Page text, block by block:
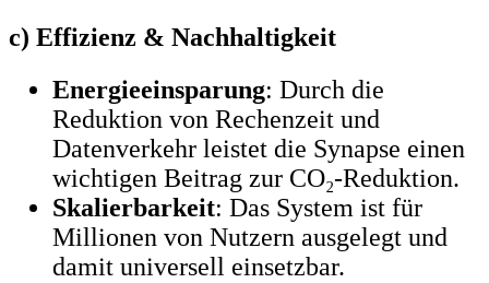
c) Effizienz & Nachhaltigkeit
Energieeinsparung: Durch die
Reduktion von Rechenzeit und
Datenverkehr leistet die Synapse einen
wichtigen Beitrag zur CO₂-Reduktion.
Skalierbarkeit: Das System ist für
Millionen von Nutzern ausgelegt und
damit universell einsetzbar.